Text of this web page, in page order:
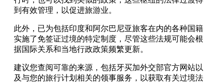
到有效管理，以促进旅游业。
此外，已为包括印度和阿尔巴尼亚旅客在内的各种国籍
实施了免签证过境的特定制度，尽管这些法规可能会根
据国际关系和当地行政政策频繁更新。
建议您查阅可靠的来源，包括牙买加外交部官方网站以
及与您的旅行计划相关的领事服务，以获取有关过境法